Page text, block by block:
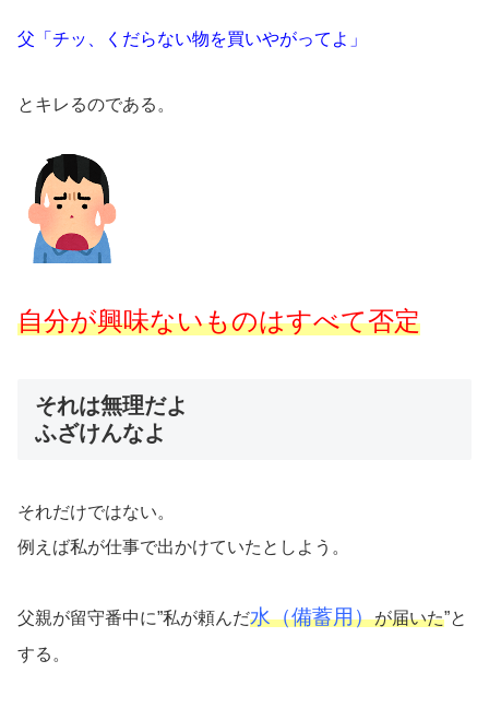
父「チッ、くだらない物を買いやがってよ」
とキレるのである。
自分が興味ないものはすべて否定
それは無理だよ
ふざけんなよ
それだけではない。
例えば私が仕事で出かけていたとしよう。
父親が留守番中に”私が頼んだ水（備蓄用）が届いた”と
する。